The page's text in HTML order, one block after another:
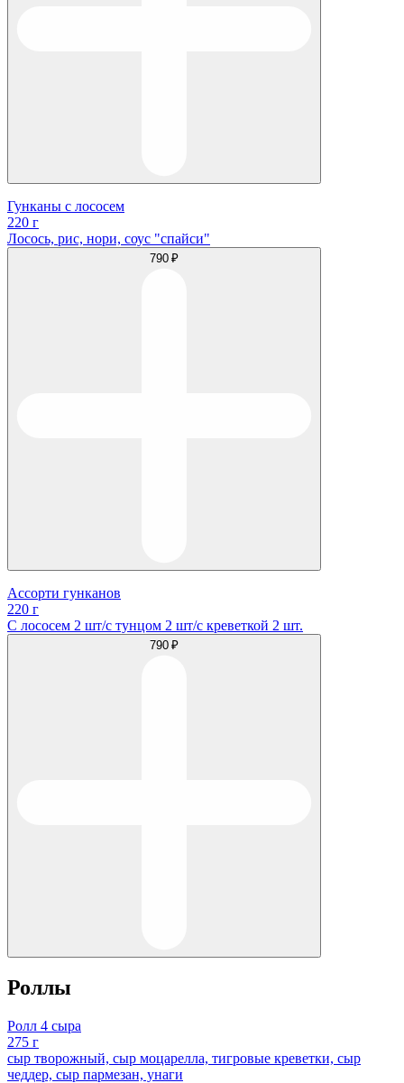
Гунканы с лососем
220 г
Лосось, рис, нори, соус "спайси"
790 ₽
Ассорти гунканов
220 г
С лососем 2 шт/с тунцом 2 шт/с креветкой 2 шт.
790 ₽
Роллы
Ролл 4 сыра
275 г
сыр творожный, сыр моцарелла, тигровые креветки, сыр
чеддер, сыр пармезан, унаги